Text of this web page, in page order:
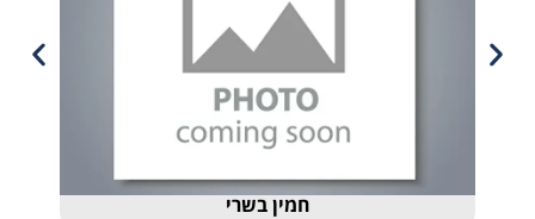
חמין בשרי